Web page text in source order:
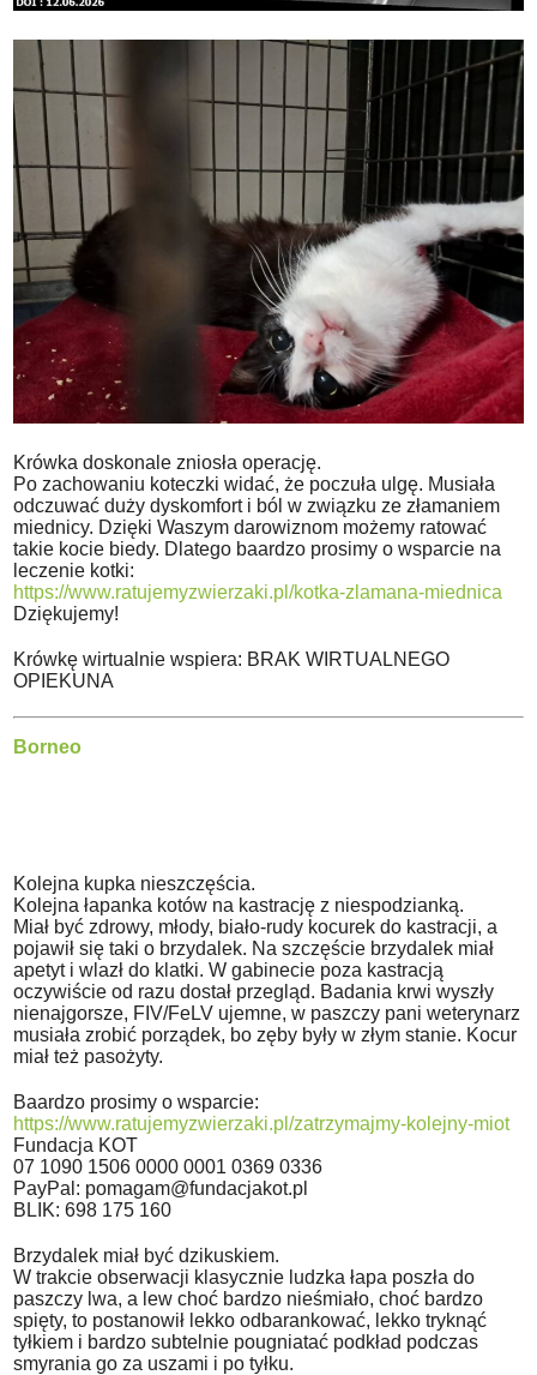
Krówka doskonale zniosła operację.
Po zachowaniu koteczki widać, że poczuła ulgę. Musiała
odczuwać duży dyskomfort i ból w związku ze złamaniem
miednicy. Dzięki Waszym darowiznom możemy ratować
takie kocie biedy. Dlatego baardzo prosimy o wsparcie na
leczenie kotki:
https://www.ratujemyzwierzaki.pl/kotka-zlamana-miednica
Dziękujemy!
Krówkę wirtualnie wspiera: BRAK WIRTUALNEGO
OPIEKUNA
Borneo
Kolejna kupka nieszczęścia.
Kolejna łapanka kotów na kastrację z niespodzianką.
Miał być zdrowy, młody, biało-rudy kocurek do kastracji, a
pojawił się taki o brzydalek. Na szczęście brzydalek miał
apetyt i wlazł do klatki. W gabinecie poza kastracją
oczywiście od razu dostał przegląd. Badania krwi wyszły
nienajgorsze, FIV/FeLV ujemne, w paszczy pani weterynarz
musiała zrobić porządek, bo zęby były w złym stanie. Kocur
miał też pasożyty.
Baardzo prosimy o wsparcie:
https://www.ratujemyzwierzaki.pl/zatrzymajmy-kolejny-miot
Fundacja KOT
07 1090 1506 0000 0001 0369 0336
PayPal: pomagam@fundacjakot.pl
BLIK: 698 175 160
Brzydalek miał być dzikuskiem.
W trakcie obserwacji klasycznie ludzka łapa poszła do
paszczy lwa, a lew choć bardzo nieśmiało, choć bardzo
spięty, to postanowił lekko odbarankować, lekko tryknąć
tyłkiem i bardzo subtelnie pougniatać podkład podczas
smyrania go za uszami i po tyłku.